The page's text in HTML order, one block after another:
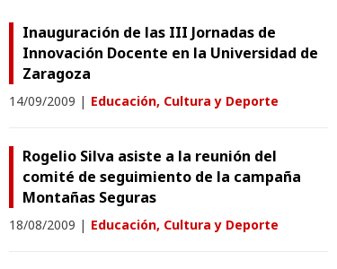
Inauguración de las III Jornadas de
Innovación Docente en la Universidad de
Zaragoza
14/09/2009 | Educación, Cultura y Deporte
Rogelio Silva asiste a la reunión del
comité de seguimiento de la campaña
Montañas Seguras
18/08/2009 | Educación, Cultura y Deporte